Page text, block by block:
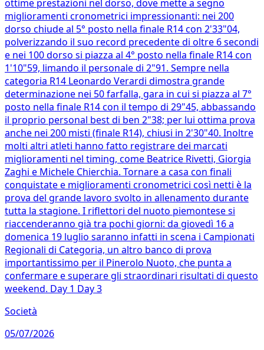
ottime prestazioni nel dorso, dove mette a segno
miglioramenti cronometrici impressionanti: nei 200
dorso chiude al 5° posto nella finale R14 con 2'33"04,
polverizzando il suo record precedente di oltre 6 secondi
e nei 100 dorso si piazza al 4° posto nella finale R14 con
1'10"59, limando il personale di 2"91. Sempre nella
categoria R14 Leonardo Verardi dimostra grande
determinazione nei 50 farfalla, gara in cui si piazza al 7°
posto nella finale R14 con il tempo di 29"45, abbassando
il proprio personal best di ben 2"38; per lui ottima prova
anche nei 200 misti (finale R14), chiusi in 2'30"40. Inoltre
molti altri atleti hanno fatto registrare dei marcati
miglioramenti nel timing, come Beatrice Rivetti, Giorgia
Zaghi e Michele Chierchia. Tornare a casa con finali
conquistate e miglioramenti cronometrici così netti è la
prova del grande lavoro svolto in allenamento durante
tutta la stagione. I riflettori del nuoto piemontese si
riaccenderanno già tra pochi giorni: da giovedì 16 a
domenica 19 luglio saranno infatti in scena i Campionati
Regionali di Categoria, un altro banco di prova
importantissimo per il Pinerolo Nuoto, che punta a
confermare e superare gli straordinari risultati di questo
weekend. Day 1 Day 3
Società
05/07/2026